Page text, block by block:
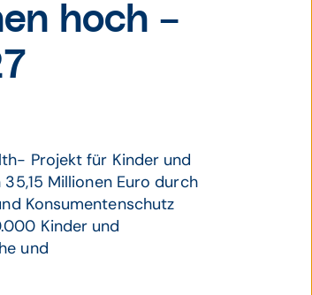
hoch –
Projekt für Kinder und
Millionen Euro durch
Konsumentenschutz
Kinder und
und